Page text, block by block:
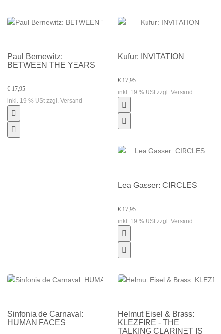
Paul Bernewitz:
BETWEEN THE YEARS
€ 17,95
inkl. 19 % USt zzgl. Versand
Kufur: INVITATION
€ 17,95
inkl. 19 % USt zzgl. Versand
Lea Gasser: CIRCLES
€ 17,95
inkl. 19 % USt zzgl. Versand
Sinfonia de Carnaval:
HUMAN FACES
Helmut Eisel & Brass:
KLEZFIRE - THE
TALKING CLARINET IS